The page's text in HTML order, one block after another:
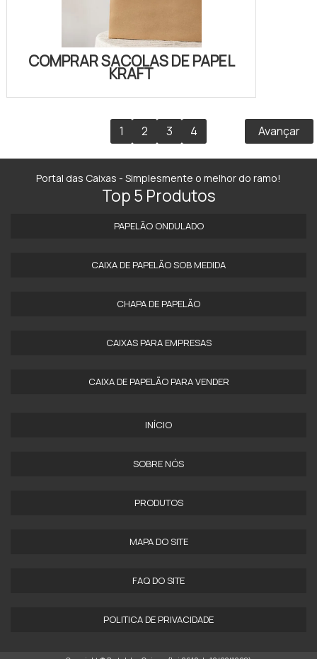
COMPRAR SACOLAS DE PAPEL
KRAFT
1 2 3 4 Avançar
Portal das Caixas - Simplesmente o melhor do ramo!
Top 5 Produtos
PAPELÃO ONDULADO
CAIXA DE PAPELÃO SOB MEDIDA
CHAPA DE PAPELÃO
CAIXAS PARA EMPRESAS
CAIXA DE PAPELÃO PARA VENDER
INÍCIO
SOBRE NÓS
PRODUTOS
MAPA DO SITE
FAQ DO SITE
POLITICA DE PRIVACIDADE